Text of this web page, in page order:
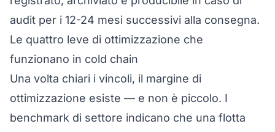
audit per i 12-24 mesi successivi alla consegna.
Le quattro leve di ottimizzazione che
funzionano in cold chain
Una volta chiari i vincoli, il margine di
ottimizzazione esiste — e non è piccolo. I
benchmark di settore indicano che una flotta